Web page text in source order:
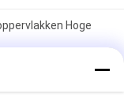
Hoge
stoffen.